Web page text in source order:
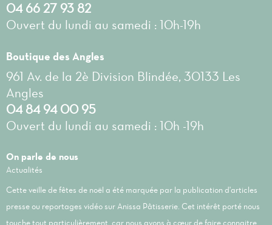
04 66 27 93 82
Ouvert du lundi au samedi : 10h-19h
Boutique des Angles
961 Av. de la 2è Division Blindée, 30133 Les
Angles
04 84 94 00 95
Ouvert du lundi au samedi : 10h -19h
On parle de nous
Actualités
Cette veille de fêtes de noël a été marquée par la publication d'articles
presse ou reportages vidéo sur Anissa Pâtisserie. Cet intérêt porté nous
touche tout particulièrement, car nous avons à cœur de faire connaitre